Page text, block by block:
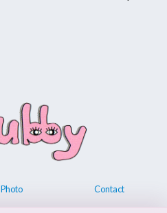
Photo Contact